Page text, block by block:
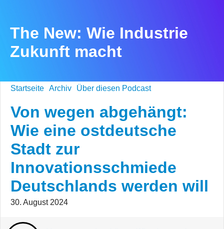
The New: Wie Industrie
Zukunft macht
Startseite Archiv Über diesen Podcast
Von wegen abgehängt:
Wie eine ostdeutsche
Stadt zur
Innovationsschmiede
Deutschlands werden will
30. August 2024